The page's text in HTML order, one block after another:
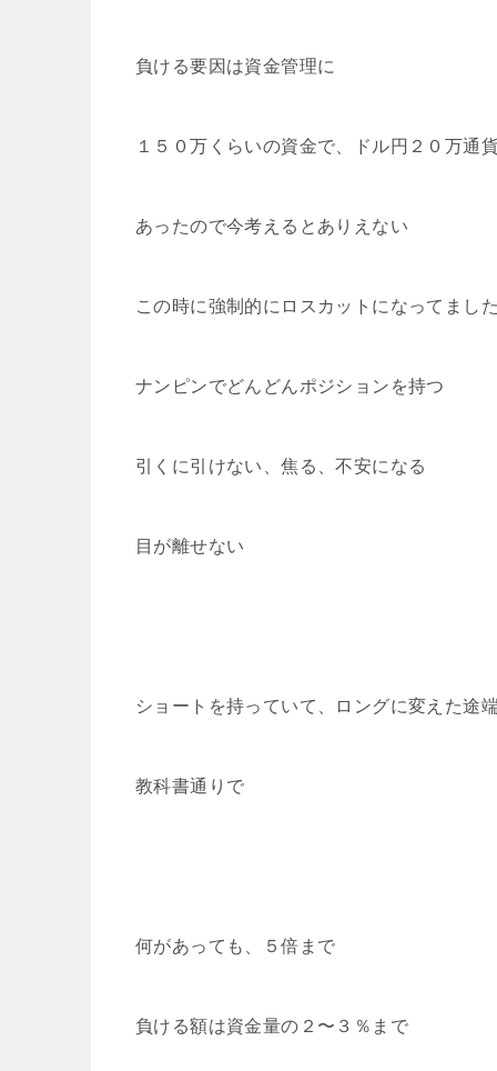
負ける要因は資金管理に
１５０万くらいの資金で、ドル円２０万通
あったので今考えるとありえない
この時に強制的にロスカットになってました
ナンピンでどんどんポジションを持つ
引くに引けない、焦る、不安になる
目が離せない
ショートを持っていて、ロングに変えた途
教科書通りで
何があっても、５倍まで
負ける額は資金量の２〜３％まで